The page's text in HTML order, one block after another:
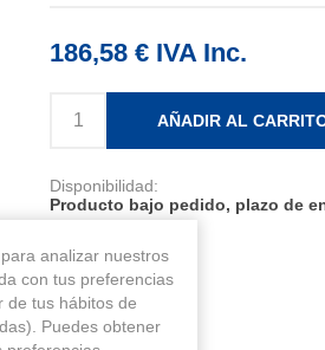
186,58 € IVA Inc.
AÑADIR AL
Disponibilidad:
Producto bajo pedido, plazo de
analizar nuestros
con tus preferencias
de tus hábitos de
Puedes obtener